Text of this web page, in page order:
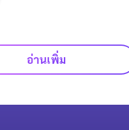
อ่านเพิ่ม